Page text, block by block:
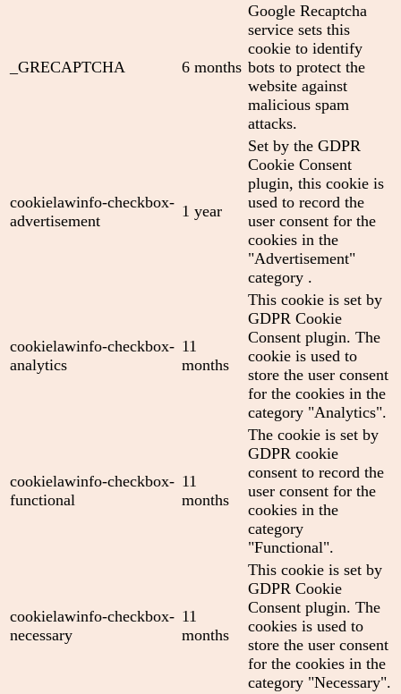
_GRECAPTCHA 6 months
Google Recaptcha
service sets this
cookie to identify
bots to protect the
website against
malicious spam
attacks.
cookielawinfo-checkbox-
advertisement
1 year
Set by the GDPR
Cookie Consent
plugin, this cookie is
used to record the
user consent for the
cookies in the
"Advertisement"
category .
cookielawinfo-checkbox-
analytics
11
months
This cookie is set by
GDPR Cookie
Consent plugin. The
cookie is used to
store the user consent
for the cookies in the
category "Analytics".
cookielawinfo-checkbox-
functional
11
months
The cookie is set by
GDPR cookie
consent to record the
user consent for the
cookies in the
category
"Functional".
cookielawinfo-checkbox-
necessary
11
months
This cookie is set by
GDPR Cookie
Consent plugin. The
cookies is used to
store the user consent
for the cookies in the
category "Necessary".